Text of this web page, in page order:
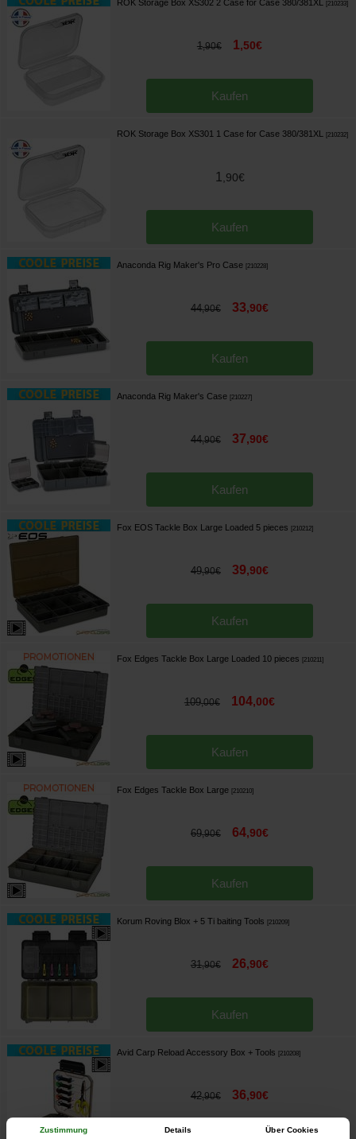
Zustimmung Details Über Cookies
ROK Storage Box XS302 2 Case for Case 380/381XL [210233]
1,90€ 1,50€
Kaufen
ROK Storage Box XS301 1 Case for Case 380/381XL [210232]
1 90€
Kaufen
Anaconda Rig Maker's Pro Case [210228]
44,90€ 33,90€
Kaufen
Anaconda Rig Maker's Case [210227]
44,90€ 37,90€
Kaufen
Fox EOS Tackle Box Large Loaded 5 pieces [210212]
49,90€ 39,90€
Kaufen
Fox Edges Tackle Box Large Loaded 10 pieces [210211]
109,00€ 104,00€
Kaufen
Fox Edges Tackle Box Large [210210]
69,90€ 64,90€
Kaufen
Korum Roving Blox + 5 Ti baiting Tools [210209]
31,90€ 26,90€
Kaufen
Avid Carp Reload Accessory Box + Tools [210208]
42,90€ 36,90€